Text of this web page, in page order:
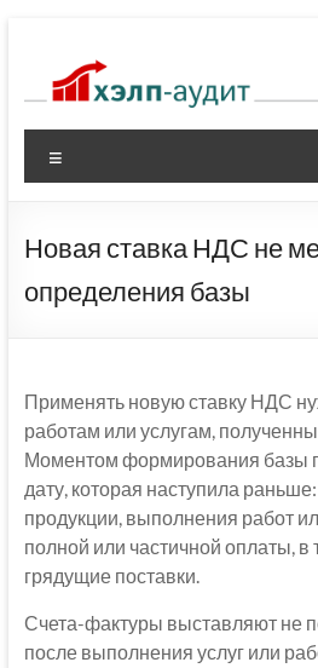
содержимому
Новая ставка НДС не
определения базы
Применять новую ставку НДС
работам или услугам,
Моментом формирования базы
дату, которая наступила
продукции, выполнения работ
полной или частичной оплаты, в
грядущие поставки.
Счета-фактуры выставляют не
после выполнения услуг или